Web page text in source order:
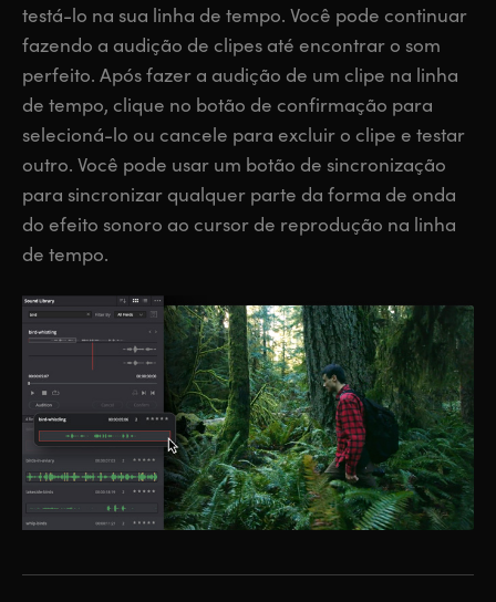
testá-lo na sua linha de tempo. Você pode continuar
fazendo a audição de clipes até encontrar o som
perfeito. Após fazer a audição de um clipe na linha
de tempo, clique no botão de confirmação para
selecioná-lo ou cancele para excluir o clipe e testar
outro. Você pode usar um botão de sincronização
para sincronizar qualquer parte da forma de onda
do efeito sonoro ao cursor de reprodução na linha
de tempo.